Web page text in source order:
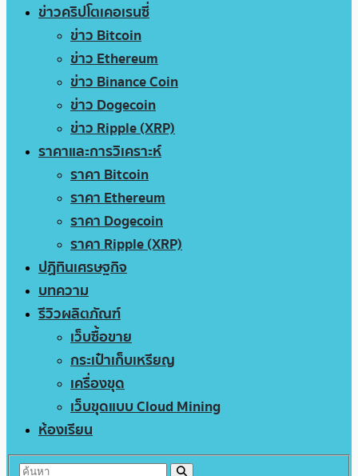
ข่าวคริปโตเคอเรนซี่
ข่าว Bitcoin
ข่าว Ethereum
ข่าว Binance Coin
ข่าว Dogecoin
ข่าว Ripple (XRP)
ราคาและการวิเคราะห์
ราคา Bitcoin
ราคา Ethereum
ราคา Dogecoin
ราคา Ripple (XRP)
ปฏิทินเศรษฐกิจ
บทความ
รีวิวผลิตภัณฑ์
เว็บซื้อขาย
กระเป๋าเก็บเหรียญ
เครื่องขุด
เว็บขุดแบบ Cloud Mining
ห้องเรียน